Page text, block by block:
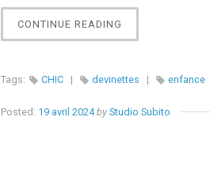
CONTINUE READING
VOYAGE
SENSATIONS »
Tags: CHIC | devinettes | enfance
Posted: 19 avril 2024 by Studio Subito